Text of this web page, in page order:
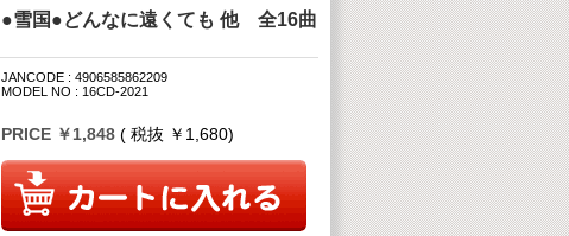
●雪国●どんなに遠くても 他 全16曲
JANCODE : 4906585862209
MODEL NO : 16CD-2021
PRICE ￥1,848 ( 税抜 ￥1,680)